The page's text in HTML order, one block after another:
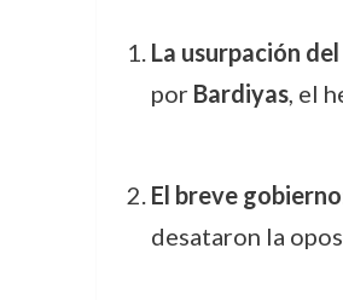
La usurpación
por Bardiyas, el
El breve gobierno
desataron la